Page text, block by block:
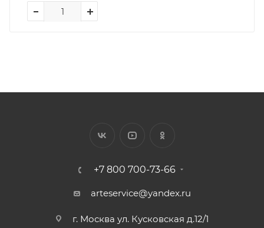
+7 800 700-73-66
arteservice@yandex.ru
г. Москва ул. Кусковская д.12/1